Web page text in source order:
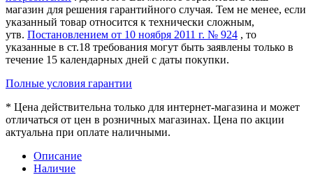
магазин для решения гарантийного случая. Тем не менее, если
указанный товар относится к технически сложным,
утв. Постановлением от 10 ноября 2011 г. № 924 , то
указанные в ст.18 требования могут быть заявлены только в
течение 15 календарных дней с даты покупки.
Полные условия гарантии
* Цена действительна только для интернет-магазина и может
отличаться от цен в розничных магазинах. Цена по акции
актуальна при оплате наличными.
Описание
Наличие